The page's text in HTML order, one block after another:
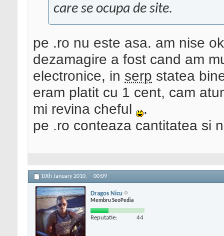
care se ocupa de site.
pe .ro nu este asa. am nise
dezamagire a fost cand am
electronice, in serp statea
eram platit cu 1 cent, cam
mi revina cheful
.
pe .ro conteaza cantitatea si
10th January 2010, 00:09
Dragos Nicu
Membru SeoPedia
Reputatie: 44